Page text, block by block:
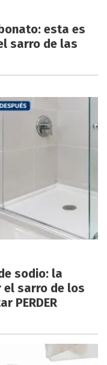
esta es
sarro de las
sodio: la
el sarro de los
PERDER